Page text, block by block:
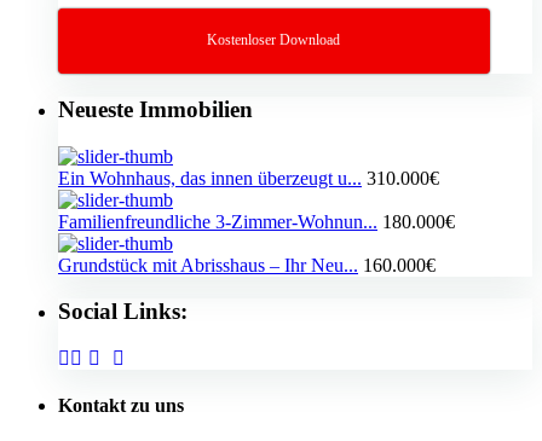
Kostenloser Download
Neueste Immobilien
Ein Wohnhaus, das innen überzeugt u... 310.000€
Familienfreundliche 3-Zimmer-Wohnun... 180.000€
Grundstück mit Abrisshaus – Ihr Neu... 160.000€
Social Links:
Kontakt zu uns